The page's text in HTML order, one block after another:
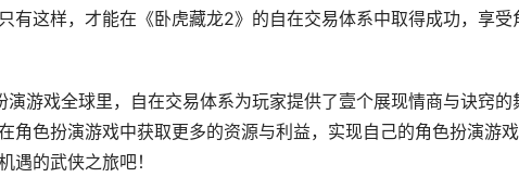
有这样，才能在《卧虎藏龙2》的自在交易体系中取得成功，享受
游戏全球里，自在交易体系为玩家提供了壹个展现情商与诀窍的
角色扮演游戏中获取更多的资源与利益，实现自己的角色扮演游
遇的武侠之旅吧！